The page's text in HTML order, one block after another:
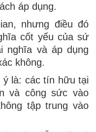
áp dụng.
nhưng điều đó
cốt yếu của sứ
nghĩa và áp dụng
không.
ý là: các tín hữu tại
và công sức vào
tập trung vào